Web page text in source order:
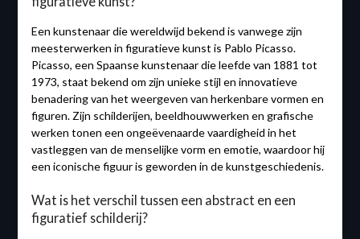
Een kunstenaar die wereldwijd bekend is vanwege zijn
meesterwerken in figuratieve kunst is Pablo Picasso.
Picasso, een Spaanse kunstenaar die leefde van 1881 tot
1973, staat bekend om zijn unieke stijl en innovatieve
benadering van het weergeven van herkenbare vormen en
figuren. Zijn schilderijen, beeldhouwwerken en grafische
werken tonen een ongeëvenaarde vaardigheid in het
vastleggen van de menselijke vorm en emotie, waardoor hij
een iconische figuur is geworden in de kunstgeschiedenis.
Wat is het verschil tussen een abstract en een
figuratief schilderij?